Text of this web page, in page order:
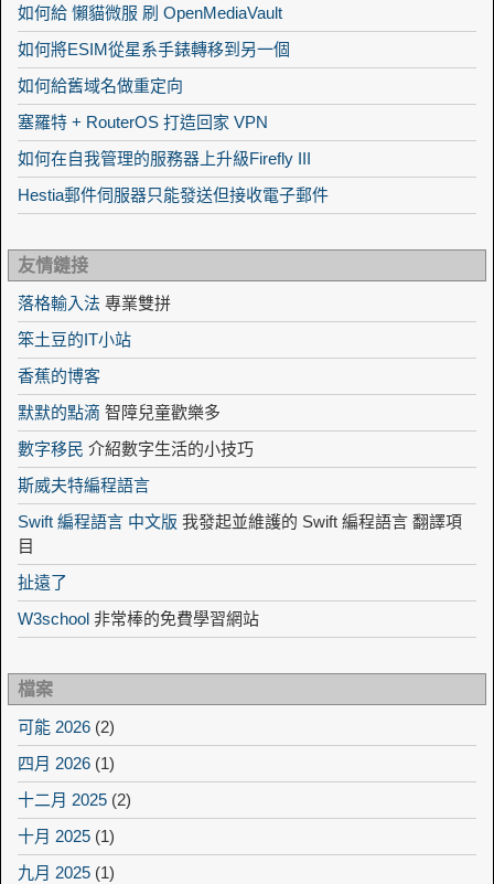
如何給 懶貓微服 刷 OpenMediaVault
如何將ESIM從星系手錶轉移到另一個
如何給舊域名做重定向
塞羅特 + RouterOS 打造回家 VPN
如何在自我管理的服務器上升級Firefly III
Hestia郵件伺服器只能發送但接收電子郵件
友情鏈接
落格輸入法 專業雙拼
笨土豆的IT小站
香蕉的博客
默默的點滴 智障兒童歡樂多
數字移民 介紹數字生活的小技巧
斯威夫特編程語言
Swift 編程語言 中文版 我發起並維護的 Swift 編程語言 翻譯項
目
扯遠了
W3school 非常棒的免費學習網站
檔案
可能 2026 (2)
四月 2026 (1)
十二月 2025 (2)
十月 2025 (1)
九月 2025 (1)